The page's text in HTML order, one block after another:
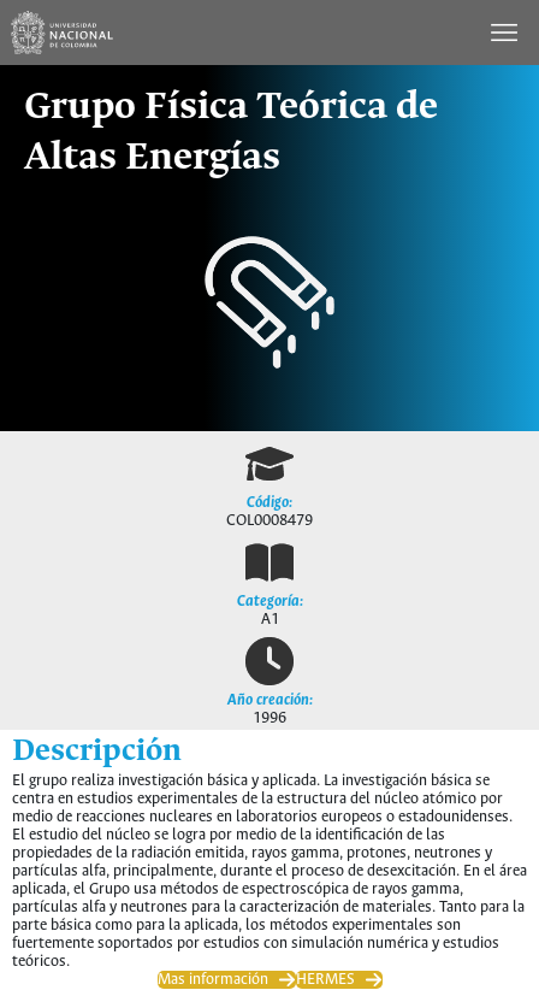
Saltar
contenido
Grupo Física Teórica de
Altas Energías
Código:
COL0008479
Categoría:
A1
Año creación:
1996
Descripción
El grupo realiza investigación básica y aplicada. La investigación básica se
centra en estudios experimentales de la estructura del núcleo atómico por
medio de reacciones nucleares en laboratorios europeos o estadounidenses.
El estudio del núcleo se logra por medio de la identificación de las
propiedades de la radiación emitida, rayos gamma, protones, neutrones y
partículas alfa, principalmente, durante el proceso de desexcitación. En el área
aplicada, el Grupo usa métodos de espectroscópica de rayos gamma,
partículas alfa y neutrones para la caracterización de materiales. Tanto para la
parte básica como para la aplicada, los métodos experimentales son
fuertemente soportados por estudios con simulación numérica y estudios
teóricos.
Mas información
HERMES